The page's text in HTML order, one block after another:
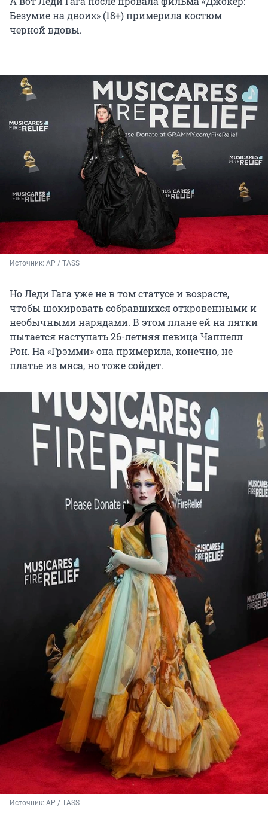
Безумие на двоих» (18+) примерила костюм
черной вдовы.
Источник: AP / TASS
Но Леди Гага уже не в том статусе и возрасте,
чтобы шокировать собравшихся откровенными и
необычными нарядами. В этом плане ей на пятки
пытается наступать 26-летняя певица Чаппелл
Рон. На «Грэмми» она примерила, конечно, не
платье из мяса, но тоже сойдет.
Источник: AP / TASS